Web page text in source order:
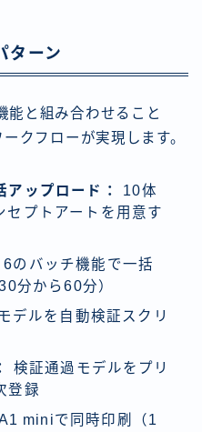
ターン
能と組み合わせること
クフローが実現します。
アップロード：
10体
セプトアートを用意す
のバッチ機能で一括
分から60分）
デルを自動検証スクリ
検証通過モデルをプリ
登録
miniで同時印刷（1